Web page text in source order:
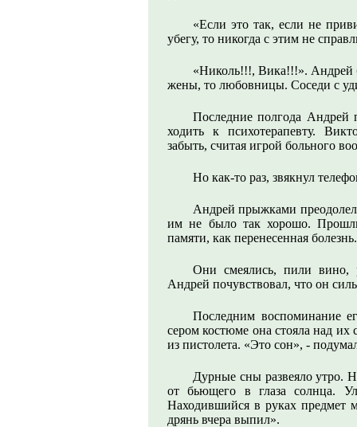
«Если это так, если не
убегу, то никогда с этим не
«Николь!!!, Вика!!!». Андрей
жены, то любовницы. Соседи с
Последние полгода Андрей
ходить к психотерапевту.
забыть, считая игрой больного
Но как-то раз, звякнул
Андрей прыжками преодолел
им не было так хорошо.
памяти, как перенесенная
Они смеялись, пили вино,
Андрей почувствовал, что он
Последним воспоминание
сером костюме она стояла над
из пистолета. «Это сон», -
Дурные сны развеяло утро.
от бьющего в глаза солнца.
Находившийся в руках предмет
дрянь вчера выпил».